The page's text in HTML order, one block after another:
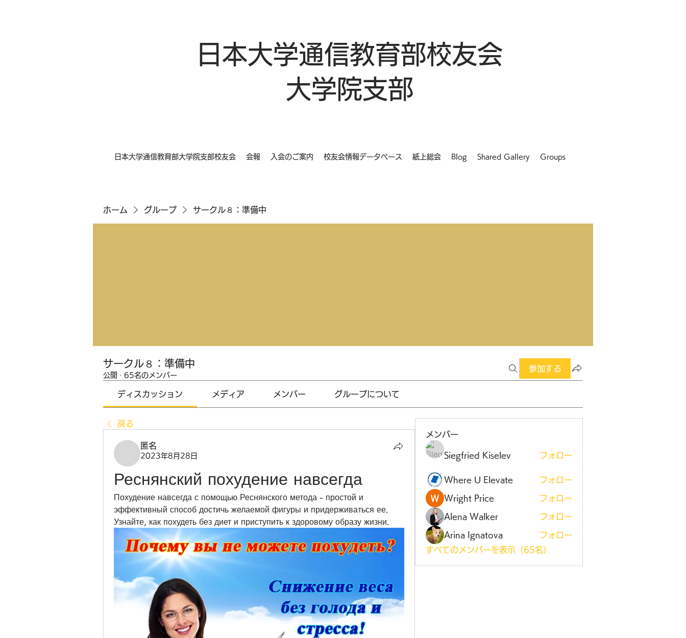
日本大学通信教育部校友会
大学院支部
日本大学通信教育部大学院支部校友会 会報 入会のご案内 校友会情報データベース 紙上総会 Blog Shared Gallery Groups
ホーム グループ サークル８：準備中
サークル８：準備中
公開 · 65名のメンバー
参加する
ディスカッション メディア メンバー グループについて
戻る
匿名
2023年8月28日
Реснянский похудение навсегда
Похудение навсегда с помощью Реснянского метода - простой и
эффективный способ достичь желаемой фигуры и придерживаться ее.
Узнайте, как похудеть без диет и приступить к здоровому образу жизни.
メンバー
Siegfried Kiselev フォロー
Where U Elevate フォロー
Wright Price フォロー
Alena Walker フォロー
Arina Ignatova
フォロー
すべてのメンバーを表示（65名）